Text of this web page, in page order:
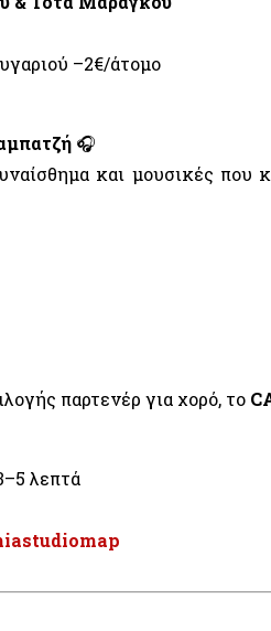
–2€/άτομο
🎧
και μουσικές που
παρτενέρ για χορό, το
λεπτά